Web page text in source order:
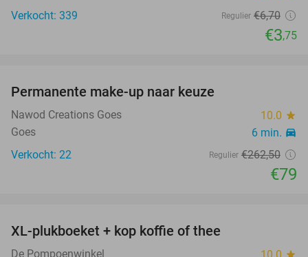
Verkocht: 339 Regulier €6,70
€3,75
Permanente make-up naar keuze
Nawod Creations Goes 10.0 star
Goes 6 min. directions_car
Verkocht: 22 Regulier €262,50
€79
XL-plukboeket + kop koffie of thee
De Pompoenwinkel star